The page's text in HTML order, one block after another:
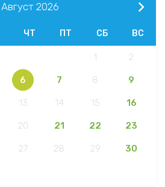
Август 2026
ЧТ ПТ СБ ВС
1 2
6 7 8 9
13 14 15 16
20 21 22 23
27 28 29 30